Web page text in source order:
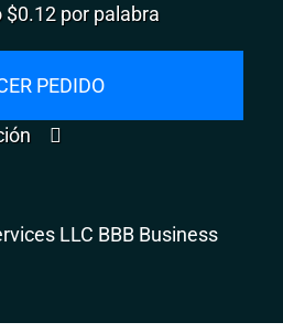
$0.12 por palabra
PEDIDO